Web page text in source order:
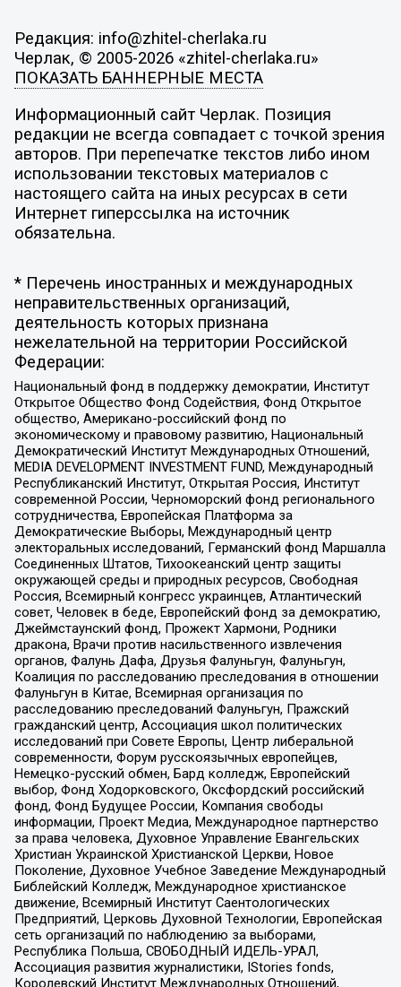
Редакция: info@zhitel-cherlaka.ru
Черлак, © 2005-2026 «zhitel-cherlaka.ru»
ПОКАЗАТЬ БАННЕРНЫЕ МЕСТА
Информационный сайт Черлак. Позиция
редакции не всегда совпадает с точкой зрения
авторов. При перепечатке текстов либо ином
использовании текстовых материалов с
настоящего сайта на иных ресурсах в сети
Интернет гиперссылка на источник
обязательна.
* Перечень иностранных и международных
неправительственных организаций,
деятельность которых признана
нежелательной на территории Российской
Федерации:
Национальный фонд в поддержку демократии, Институт
Открытое Общество Фонд Содействия, Фонд Открытое
общество, Американо-российский фонд по
экономическому и правовому развитию, Национальный
Демократический Институт Международных Отношений,
MEDIA DEVELOPMENT INVESTMENT FUND, Международный
Республиканский Институт, Открытая Россия, Институт
современной России, Черноморский фонд регионального
сотрудничества, Европейская Платформа за
Демократические Выборы, Международный центр
электоральных исследований, Германский фонд Маршалла
Соединенных Штатов, Тихоокеанский центр защиты
окружающей среды и природных ресурсов, Свободная
Россия, Всемирный конгресс украинцев, Атлантический
совет, Человек в беде, Европейский фонд за демократию,
Джеймстаунский фонд, Прожект Хармони, Родники
дракона, Врачи против насильственного извлечения
органов, Фалунь Дафа, Друзья Фалуньгун, Фалуньгун,
Коалиция по расследованию преследования в отношении
Фалуньгун в Китае, Всемирная организация по
расследованию преследований Фалуньгун, Пражский
гражданский центр, Ассоциация школ политических
исследований при Совете Европы, Центр либеральной
современности, Форум русскоязычных европейцев,
Немецко-русский обмен, Бард колледж, Европейский
выбор, Фонд Ходорковского, Оксфордский российский
фонд, Фонд Будущее России, Компания свободы
информации, Проект Медиа, Международное партнерство
за права человека, Духовное Управление Евангельских
Христиан Украинской Христианской Церкви, Новое
Поколение, Духовное Учебное Заведение Международный
Библейский Колледж, Международное христианское
движение, Всемирный Институт Саентологических
Предприятий, Церковь Духовной Технологии, Европейская
сеть организаций по наблюдению за выборами,
Республика Польша, СВОБОДНЫЙ ИДЕЛЬ-УРАЛ,
Ассоциация развития журналистики, IStories fonds,
Королевский Институт Международных Отношений,